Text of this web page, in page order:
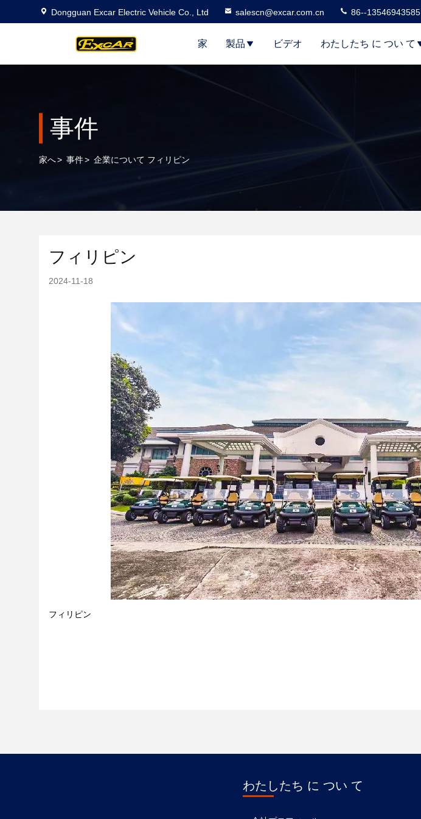
Dongguan Excar Electric Vehicle Co., Ltd salescn@excar.com.cn 86--13546943585
家 製品 ビデオ わたしたち に つい て
事件
家へ> 事件> 企業について フィリピン
フィリピン
2024-11-18
フィリピン
わたしたち に つい て